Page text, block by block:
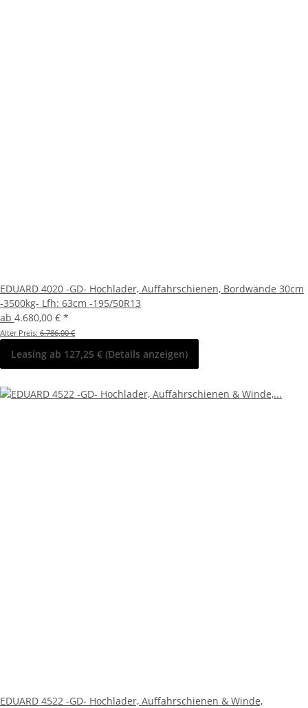
EDUARD 4020 -GD- Hochlader, Auffahrschienen, Bordwände 30cm
-3500kg- Lfh: 63cm -195/50R13
ab 4.680,00 € *
Alter Preis: 6.786,00 €
Leasing ab 127,25 € (Details anzeigen)
EDUARD 4522 -GD- Hochlader, Auffahrschienen & Winde,